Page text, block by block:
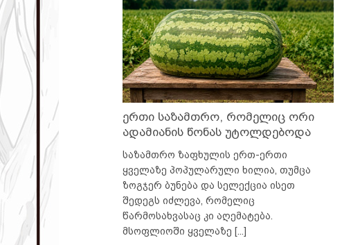
ერთი საზამთრო, რომელიც ორი
ადამიანის წონას უტოლდებოდა
საზამთრო ზაფხულის ერთ-ერთი
ყველაზე პოპულარული ხილია, თუმცა
ზოგჯერ ბუნება და სელექცია ისეთ
შედეგს იძლევა, რომელიც
წარმოსახვასაც კი აღემატება.
მსოფლიოში ყველაზე [...]